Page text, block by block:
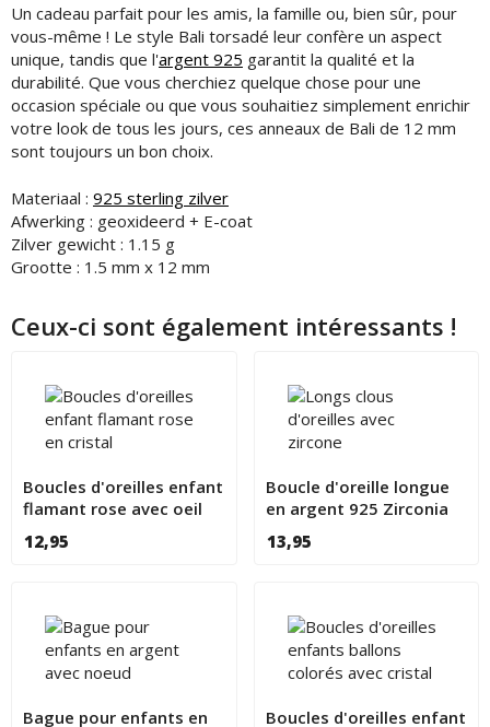
Un cadeau parfait pour les amis, la famille ou, bien sûr, pour
vous-même ! Le style Bali torsadé leur confère un aspect
unique, tandis que l'argent 925 garantit la qualité et la
durabilité. Que vous cherchiez quelque chose pour une
occasion spéciale ou que vous souhaitiez simplement enrichir
votre look de tous les jours, ces anneaux de Bali de 12 mm
sont toujours un bon choix.
Materiaal : 925 sterling zilver
Afwerking : geoxideerd + E-coat
Zilver gewicht : 1.15 g
Grootte : 1.5 mm x 12 mm
Ceux-ci sont également intéressants !
Boucles d'oreilles enfant
flamant rose avec oeil
en cristal
12,95
Boucle d'oreille longue
en argent 925 Zirconia
13,95
Bague pour enfants en
Boucles d'oreilles enfant